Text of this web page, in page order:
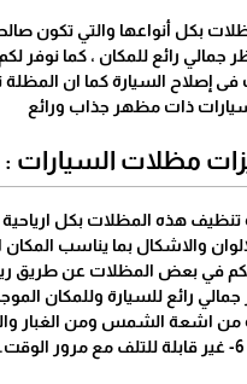
بكل أنواعها والتي تكون
جمالي رائع للمكان ، كما نوفر
فى إصلاح السيارة كما ان
ذات مظهر ‏جذاب ورائع
مظلات السيارات :
6- غير قابلة للتلف مع مرور الوقت.